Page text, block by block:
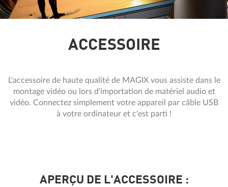
ACCESSOIRE
L'accessoire de haute qualité de MAGIX vous assiste dans le
montage vidéo ou lors d'importation de matériel audio et
vidéo. Connectez simplement votre appareil par câble USB
à votre ordinateur et c'est parti !
APERÇU DE L'ACCESSOIRE :